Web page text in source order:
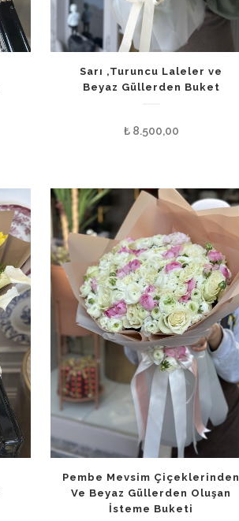
Sarı ,Turuncu Laleler ve
Beyaz Güllerden Buket
₺8.500,00
Pembe Mevsim Çiçeklerinden
Ve Beyaz Güllerden Oluşan
İsteme Buketi